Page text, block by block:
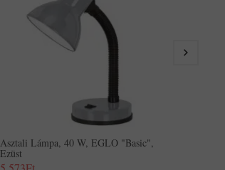
Asztali Lámpa, 40 W, EGLO "Basic",
Ezüst